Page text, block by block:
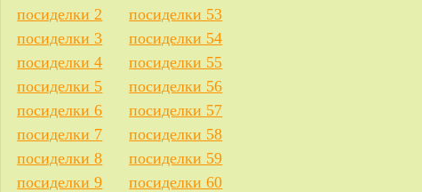
посиделки 2
посиделки 53
посиделки 3
посиделки 54
посиделки 4
посиделки 55
посиделки 5
посиделки 56
посиделки 6
посиделки 57
посиделки 7
посиделки 58
посиделки 8
посиделки 59
посиделки 9
посиделки 60